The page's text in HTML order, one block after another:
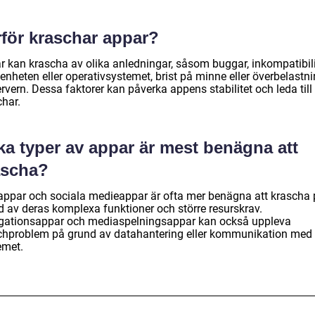
kraschar appar?
kan krascha av olika anledningar, såsom buggar,
eller operativsystemet, brist på minne eller
Dessa faktorer kan påverka appens stabilitet och leda till
typer av appar är mest benägna att
och sociala medieappar är ofta mer benägna att krascha
av deras komplexa funktioner och större resurskrav.
och mediaspelningsappar kan också uppleva
på grund av datahantering eller kommunikation med